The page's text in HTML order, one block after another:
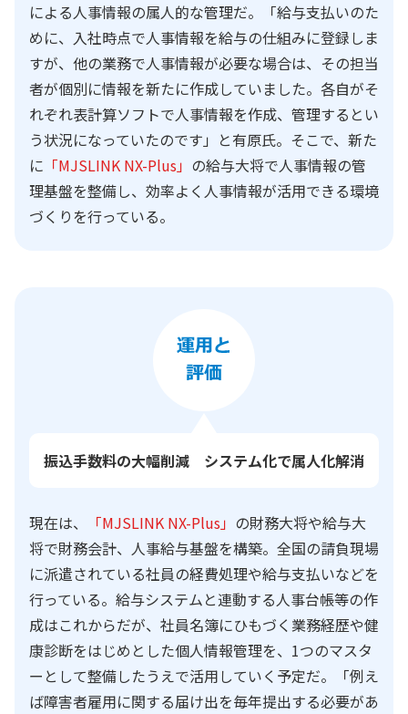
による人事情報の属人的な管理だ。「給与支払いのた
めに、入社時点で人事情報を給与の仕組みに登録しま
すが、他の業務で人事情報が必要な場合は、その担当
者が個別に情報を新たに作成していました。各自がそ
れぞれ表計算ソフトで人事情報を作成、管理するとい
う状況になっていたのです」と有原氏。そこで、新た
に 「MJSLINK NX-Plus」 の給与大将で人事情報の管
理基盤を整備し、効率よく人事情報が活用できる環境
づくりを行っている。
振込手数料の大幅削減 システム化で属人化解消
現在は、 「MJSLINK NX-Plus」 の財務大将や給与大
将で財務会計、人事給与基盤を構築。全国の請負現場
に派遣されている社員の経費処理や給与支払いなどを
行っている。給与システムと連動する人事台帳等の作
成はこれからだが、社員名簿にひもづく業務経歴や健
康診断をはじめとした個人情報管理を、1つのマスタ
ーとして整備したうえで活用していく予定だ。「例え
ば障害者雇用に関する届け出を毎年提出する必要があ